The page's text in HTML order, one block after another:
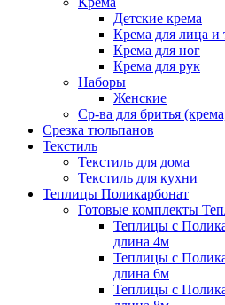
Детские крема
Крема для лица и
Крема для ног
Крема для рук
Наборы
Женские
Ср-ва для бритья
Срезка тюльпанов
Текстиль
Текстиль для дома
Текстиль для кухни
Теплицы Поликарбонат
Готовые комплекты
Теплицы с
длина 4м
Теплицы с
длина 6м
Теплицы с